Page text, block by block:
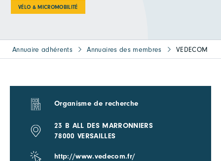
VÉLO & MICROMOBILITÉ
Annuaire adhérents Annuaires des membres VEDECOM
Organisme de recherche
23 B ALL DES MARRONNIERS
78000 VERSAILLES
http://www.vedecom.fr/